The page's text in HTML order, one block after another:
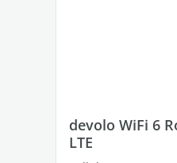
devolo WiFi 6
LTE